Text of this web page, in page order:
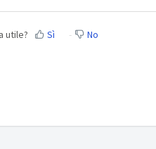
utile? Sì No